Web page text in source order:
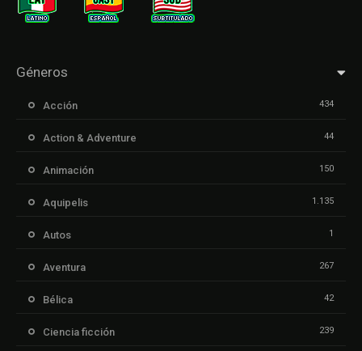
Géneros
Acción 434
Action & Adventure 44
Animación 150
Aquipelis 1.135
Autos 1
Aventura 267
Bélica 42
Ciencia ficción 239